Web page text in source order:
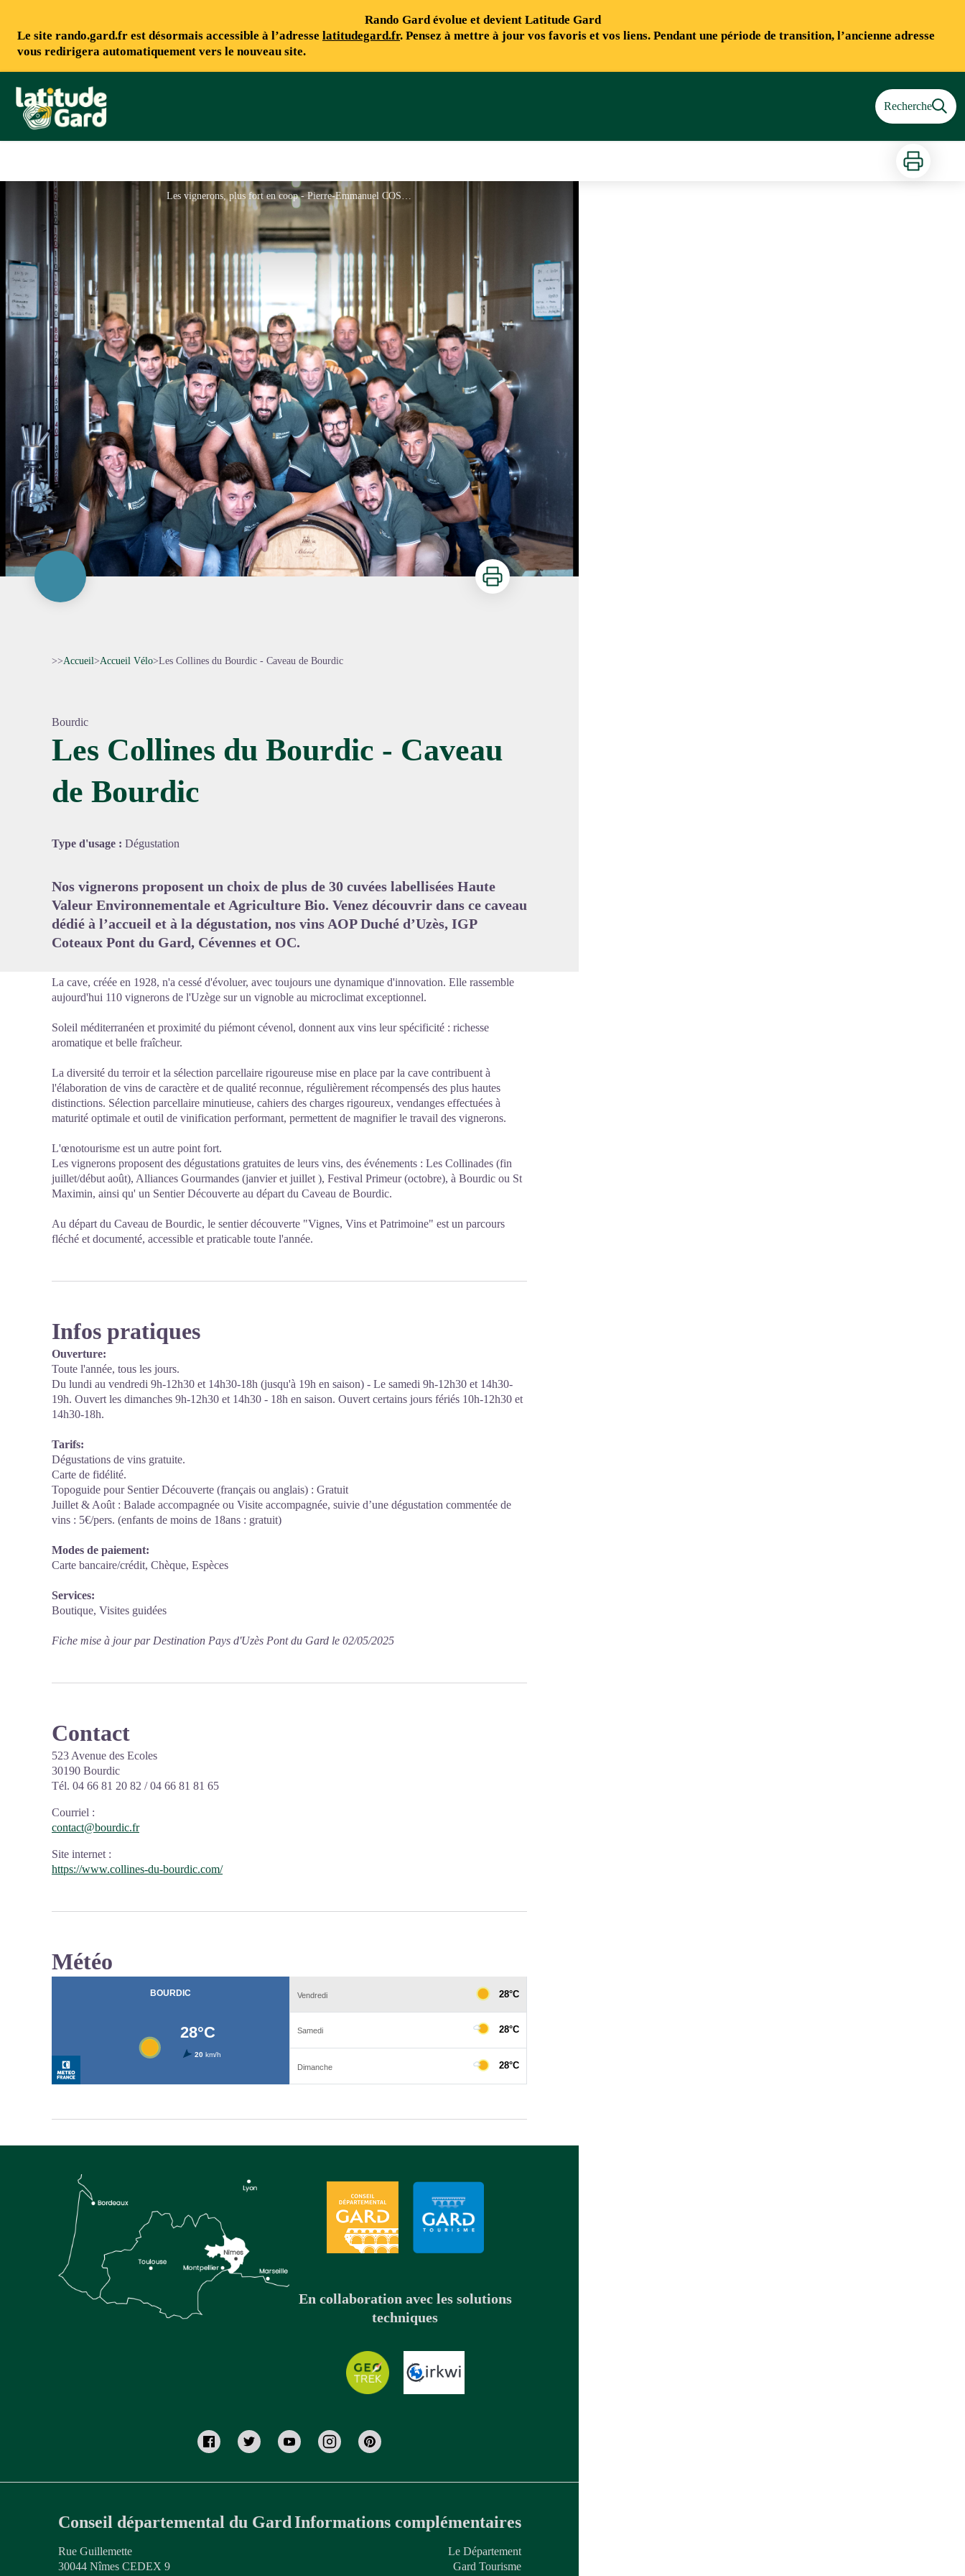
Rando Gard évolue et devient Latitude Gard
Le site rando.gard.fr est désormais accessible à l’adresse latitudegard.fr. Pensez à mettre à jour vos favoris et vos liens. Pendant une période de transition, l’ancienne adresse
vous redirigera automatiquement vers le nouveau site.
Rando Gard Recherche
Imprimer
Les vignerons, plus fort en coop - Pierre-Emmanuel COSTE
Imprimer
>>Accueil>Accueil Vélo>Les Collines du Bourdic - Caveau de Bourdic
Bourdic
Les Collines du Bourdic - Caveau
de Bourdic
Type d'usage : Dégustation
Nos vignerons proposent un choix de plus de 30 cuvées labellisées Haute
Valeur Environnementale et Agriculture Bio. Venez découvrir dans ce caveau
dédié à l’accueil et à la dégustation, nos vins AOP Duché d’Uzès, IGP
Coteaux Pont du Gard, Cévennes et OC.
La cave, créée en 1928, n'a cessé d'évoluer, avec toujours une dynamique d'innovation. Elle rassemble
aujourd'hui 110 vignerons de l'Uzège sur un vignoble au microclimat exceptionnel.
Soleil méditerranéen et proximité du piémont cévenol, donnent aux vins leur spécificité : richesse
aromatique et belle fraîcheur.
La diversité du terroir et la sélection parcellaire rigoureuse mise en place par la cave contribuent à
l'élaboration de vins de caractère et de qualité reconnue, régulièrement récompensés des plus hautes
distinctions. Sélection parcellaire minutieuse, cahiers des charges rigoureux, vendanges effectuées à
maturité optimale et outil de vinification performant, permettent de magnifier le travail des vignerons.
L'œnotourisme est un autre point fort.
Les vignerons proposent des dégustations gratuites de leurs vins, des événements : Les Collinades (fin
juillet/début août), Alliances Gourmandes (janvier et juillet ), Festival Primeur (octobre), à Bourdic ou St
Maximin, ainsi qu' un Sentier Découverte au départ du Caveau de Bourdic.
Au départ du Caveau de Bourdic, le sentier découverte "Vignes, Vins et Patrimoine" est un parcours
fléché et documenté, accessible et praticable toute l'année.
Infos pratiques
Ouverture:
Toute l'année, tous les jours.
Du lundi au vendredi 9h-12h30 et 14h30-18h (jusqu'à 19h en saison) - Le samedi 9h-12h30 et 14h30-
19h. Ouvert les dimanches 9h-12h30 et 14h30 - 18h en saison. Ouvert certains jours fériés 10h-12h30 et
14h30-18h.
Tarifs:
Dégustations de vins gratuite.
Carte de fidélité.
Topoguide pour Sentier Découverte (français ou anglais) : Gratuit
Juillet & Août : Balade accompagnée ou Visite accompagnée, suivie d’une dégustation commentée de
vins : 5€/pers. (enfants de moins de 18ans : gratuit)
Modes de paiement:
Carte bancaire/crédit, Chèque, Espèces
Services:
Boutique, Visites guidées
Fiche mise à jour par Destination Pays d'Uzès Pont du Gard le 02/05/2025
Contact
523 Avenue des Ecoles
30190 Bourdic
Tél. 04 66 81 20 82 / 04 66 81 81 65
Courriel :
contact@bourdic.fr
Site internet :
https://www.collines-du-bourdic.com/
Météo
En collaboration avec les solutions
techniques
Conseil départemental du Gard
Rue Guillemette
30044 Nîmes CEDEX 9
Informations complémentaires
Le Département
Gard Tourisme